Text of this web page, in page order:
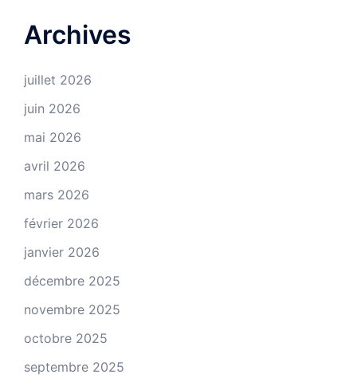
Archives
juillet 2026
juin 2026
mai 2026
avril 2026
mars 2026
février 2026
janvier 2026
décembre 2025
novembre 2025
octobre 2025
septembre 2025